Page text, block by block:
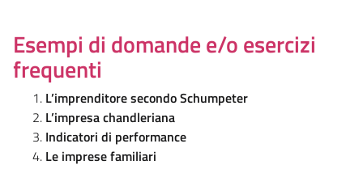
Esempi di domande e/o esercizi
frequenti
L’imprenditore secondo Schumpeter
L’impresa chandleriana
Indicatori di performance
Le imprese familiari